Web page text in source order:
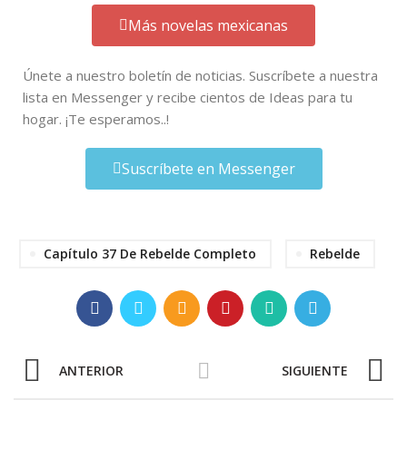
Más novelas mexicanas
Únete a nuestro boletín de noticias. Suscríbete a nuestra
lista en Messenger y recibe cientos de Ideas para tu
hogar. ¡Te esperamos..!
Suscríbete en Messenger
Capítulo 37 De Rebelde Completo Rebelde
ANTERIOR SIGUIENTE